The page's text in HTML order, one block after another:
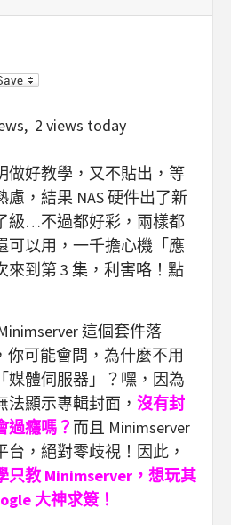
2 views today
做好教學，又不貼出，等
，結果 NAS 硬件出了新
級…不過都好彩，兩樣都
可以用，一千擔心機「應
來到第 3 集，利害咯！點
這個套件落
你可能會問，為什麼不用
媒體伺服器」？嘿，因為
顯示專輯封面， 沒有封
過癮嗎？ 而且 Minimserver
，絕對零歧視！因此，
只教 Minimserver，想玩其
大神求簽！